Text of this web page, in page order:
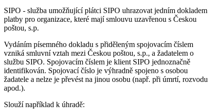
SIPO - služba umožňující plátci SIPO uhrazovat jedním dokladem
platby pro organizace, které mají smlouvu uzavřenou s Českou
poštou, s.p.
Vydáním písemného dokladu s přiděleným spojovacím číslem
vzniká smluvní vztah mezi Českou poštou, s.p., a žadatelem o
službu SIPO. Spojovacím číslem je klient SIPO jednoznačně
identifikován. Spojovací číslo je výhradně spojeno s osobou
žadatele a nelze je převést na jinou osobu (např. při úmrtí, rozvodu
apod.).
Slouží například k úhradě: